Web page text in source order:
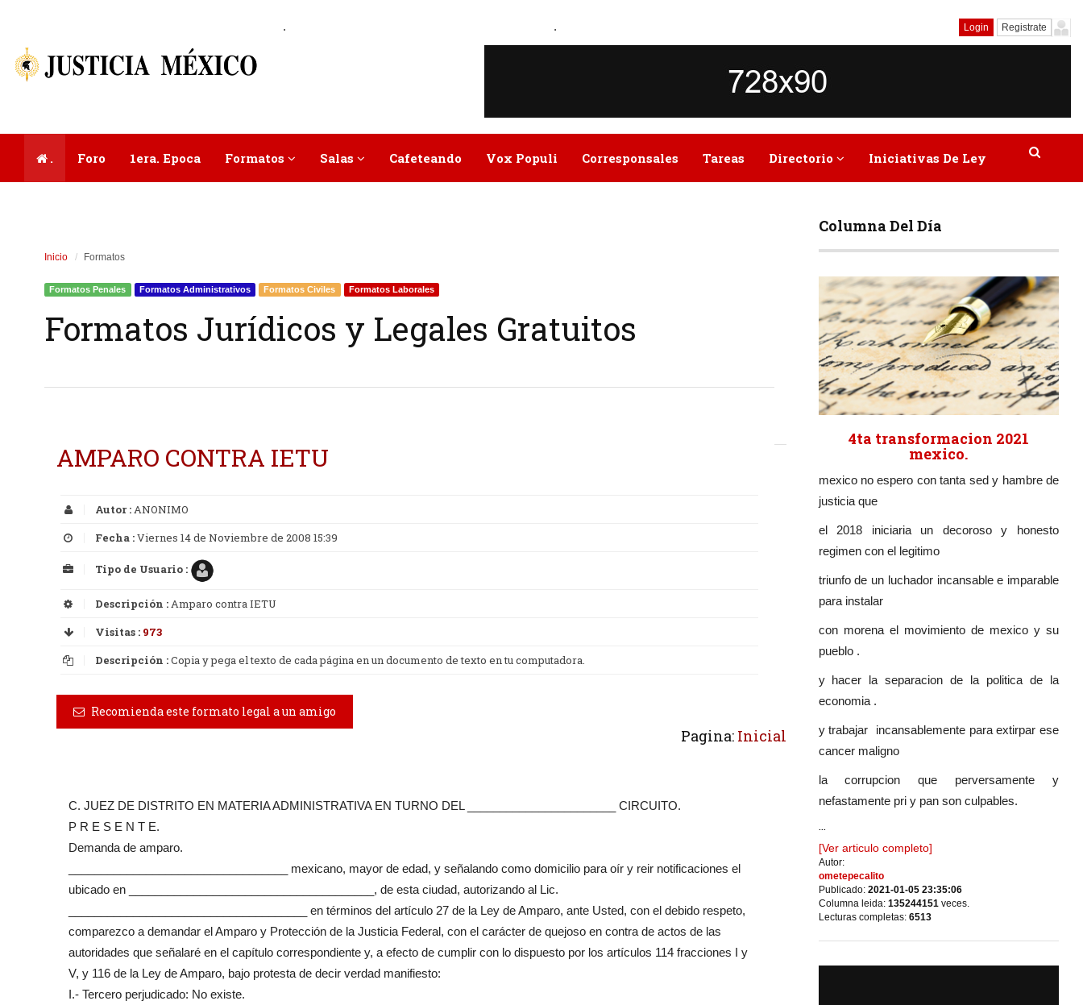
. . Login Registrate
. Foro 1era. Epoca Formatos Salas Cafeteando Vox Populi Corresponsales Tareas Directorio Iniciativas De Ley
Inicio Formatos
Formatos Penales Formatos Administrativos Formatos Civiles Formatos Laborales
Formatos Jurídicos y Legales Gratuitos
AMPARO CONTRA IETU
Autor :ANONIMO
Fecha :Viernes 14 de Noviembre de 2008 15:39
Tipo de Usuario :
Descripción :Amparo contra IETU
Visitas : 973
Descripción :Copia y pega el texto de cada página en un documento de texto en tu computadora.
Recomienda este formato legal a un amigo
Pagina: Inicial
C. JUEZ DE DISTRITO EN MATERIA ADMINISTRATIVA EN TURNO DEL _______________________ CIRCUITO.
P R E S E N T E.
Demanda de amparo.
__________________________________ mexicano, mayor de edad, y señalando como domicilio para oír y reir notificaciones el
ubicado en ______________________________________, de esta ciudad, autorizando al Lic.
_____________________________________ en términos del artículo 27 de la Ley de Amparo, ante Usted, con el debido respeto,
comparezco a demandar el Amparo y Protección de la Justicia Federal, con el carácter de quejoso en contra de actos de las
autoridades que señalaré en el capítulo correspondiente y, a efecto de cumplir con lo dispuesto por los artículos 114 fracciones I y
V, y 116 de la Ley de Amparo, bajo protesta de decir verdad manifiesto:
I.- Tercero perjudicado: No existe.
Columna Del Día
4ta transformacion 2021
mexico.
mexico no espero con tanta sed y hambre de
justicia que
el 2018 iniciaria un decoroso y honesto
regimen con el legitimo
triunfo de un luchador incansable e imparable
para instalar
con morena el movimiento de mexico y su
pueblo .
y hacer la separacion de la politica de la
economia .
y trabajar incansablemente para extirpar ese
cancer maligno
la corrupcion que perversamente y
nefastamente pri y pan son culpables.
...
[Ver articulo completo]
Autor:
ometepecalito
Publicado: 2021-01-05 23:35:06
Columna leida: 135244151 veces.
Lecturas completas: 6513